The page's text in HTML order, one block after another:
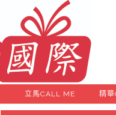
立馬CALL ME 精